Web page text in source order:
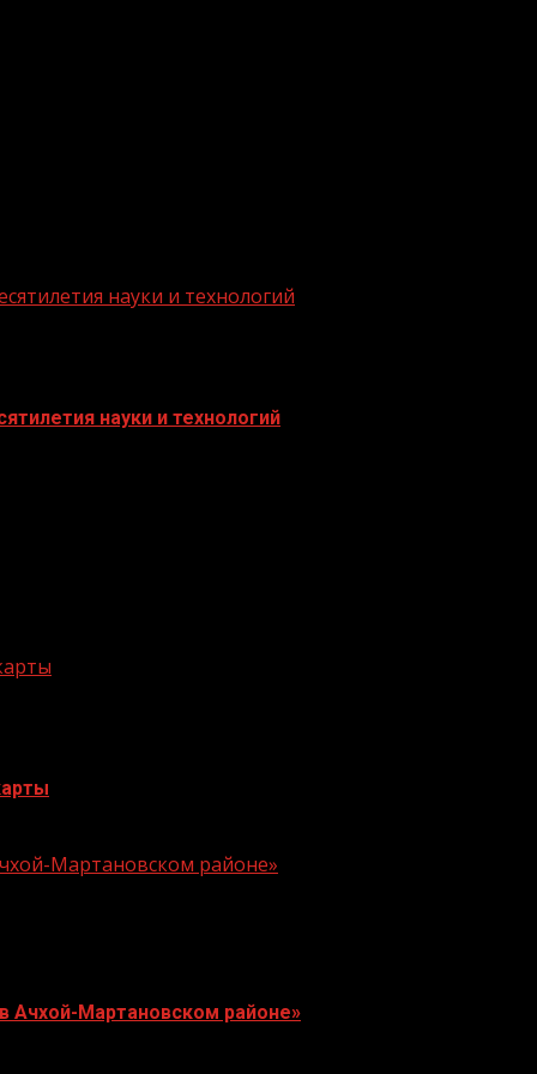
науки и технологий
науки и технологий
Мартановском районе»
Ачхой-Мартановском районе»